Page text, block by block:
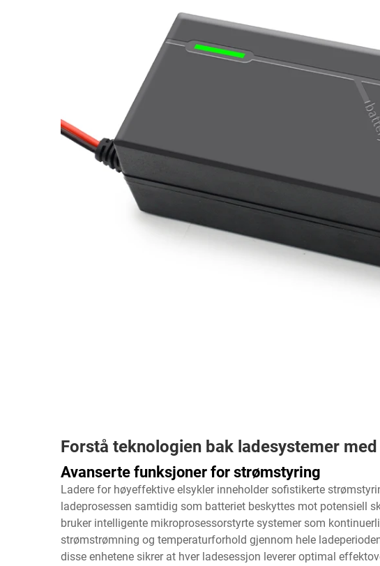
Forstå teknologien bak ladesystemer
Avanserte funksjoner for strømstyring
Ladere for høyeffektive elsykler inneholder sofistikerte
ladeprosessen samtidig som batteriet beskyttes mot potensiell
bruker intelligente mikroprosessorstyrte systemer som
strømstrømning og temperaturforhold gjennom hele
disse enhetene sikrer at hver ladesessjon leverer optimal